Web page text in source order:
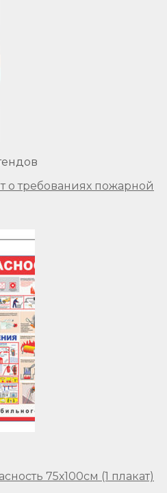
о требованиях пожарной
75х100см (1 плакат)